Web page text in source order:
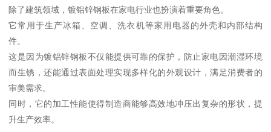
除了建筑领域，镀铝锌钢板在家电行业也扮演着重要角色。
它常用于生产冰箱、空调、洗衣机等家用电器的外壳和内部结构
件。
这是因为镀铝锌钢板不仅能提供可靠的保护，防止家电因潮湿环境
而生锈，还能通过表面处理实现多样化的外观设计，满足消费者的
审美需求。
同时，它的加工性能使得制造商能够高效地冲压出复杂的形状，提
升生产效率。